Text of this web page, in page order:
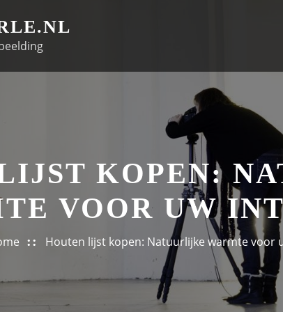
KOPEN:
VOOR UW
Houten lijst kopen: Natuurlijke warmte voor